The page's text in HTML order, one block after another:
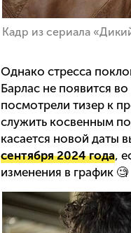
Кадр из сериала
Однако стресса
Барлас не появится
посмотрели тизер к
служить косвенным
касается новой даты
сентября 2024 года,
изменения в график 🧐